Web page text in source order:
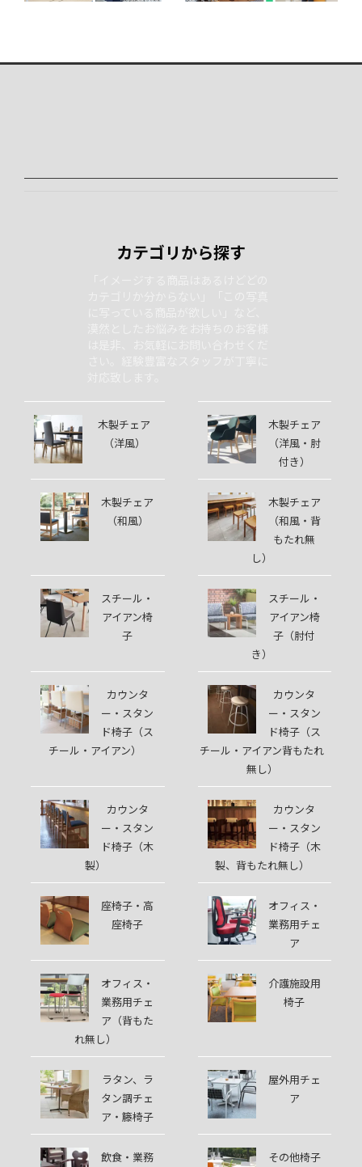
カテゴリから探す
木製チェア
（洋風）
木製チェア
（洋風・肘
付き）
木製チェア
（和風）
木製チェア
（和風・背
もたれ無
し）
スチール・
アイアン椅
子
スチール・
アイアン椅
子（肘付
き）
カウンタ
ー・スタン
ド椅子（ス
チール・アイアン）
カウンタ
ー・スタン
ド椅子（ス
チール・アイアン背もたれ
無し）
カウンタ
ー・スタン
ド椅子（木
製）
カウンタ
ー・スタン
ド椅子（木
製、背もたれ無し）
座椅子・高
座椅子
オフィス・
業務用チェ
ア
オフィス・
業務用チェ
ア（背もた
れ無し）
介護施設用
椅子
ラタン、ラ
タン調チェ
ア・籐椅子
屋外用チェ
ア
飲食・業務
その他椅子